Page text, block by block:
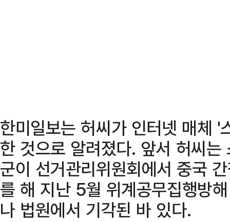
한미일보는 허씨가 인터넷 매체 '
한 것으로 알려졌다. 앞서 허씨
군이 선거관리위원회에서 중국
를 해 지난 5월 위계공무집행방
나 법원에서 기각된 바 있다.